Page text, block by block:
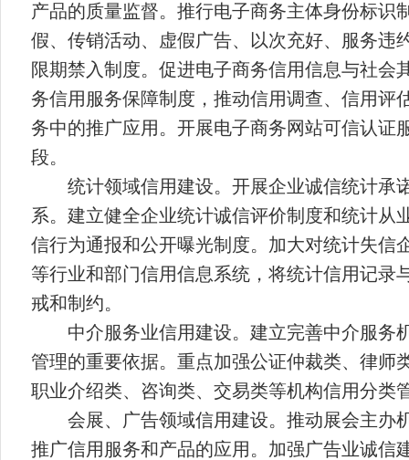
产品的质量监督。推行电子商务主体身份标
假、传销活动、虚假广告、以次充好、服务违
限期禁入制度。促进电子商务信用信息与社
务信用服务保障制度，推动信用调查、信用评
务中的推广应用。开展电子商务网站可信认证
段。
统计领域信用建设。开展企业诚信统计承
系。建立健全企业统计诚信评价制度和统计
信行为通报和公开曝光制度。加大对统计失信
等行业和部门信用信息系统，将统计信用记录
戒和制约。
中介服务业信用建设。建立完善中介服务
管理的重要依据。重点加强公证仲裁类、律师
职业介绍类、咨询类、交易类等机构信用分类
会展、广告领域信用建设。推动展会主办
推广信用服务和产品的应用。加强广告业诚信